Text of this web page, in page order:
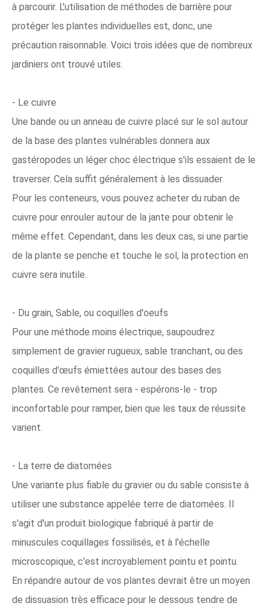
à parcourir. L'utilisation de méthodes de barrière pour
protéger les plantes individuelles est, donc, une
précaution raisonnable. Voici trois idées que de nombreux
jardiniers ont trouvé utiles.
- Le cuivre
Une bande ou un anneau de cuivre placé sur le sol autour
de la base des plantes vulnérables donnera aux
gastéropodes un léger choc électrique s'ils essaient de le
traverser. Cela suffit généralement à les dissuader.
Pour les conteneurs, vous pouvez acheter du ruban de
cuivre pour enrouler autour de la jante pour obtenir le
même effet. Cependant, dans les deux cas, si une partie
de la plante se penche et touche le sol, la protection en
cuivre sera inutile.
- Du grain, Sable, ou coquilles d'oeufs
Pour une méthode moins électrique, saupoudrez
simplement de gravier rugueux, sable tranchant, ou des
coquilles d'œufs émiettées autour des bases des
plantes. Ce revêtement sera - espérons-le - trop
inconfortable pour ramper, bien que les taux de réussite
varient.
- La terre de diatomées
Une variante plus fiable du gravier ou du sable consiste à
utiliser une substance appelée terre de diatomées. Il
s'agit d'un produit biologique fabriqué à partir de
minuscules coquillages fossilisés, et à l'échelle
microscopique, c'est incroyablement pointu et pointu.
En répandre autour de vos plantes devrait être un moyen
de dissuasion très efficace pour le dessous tendre de